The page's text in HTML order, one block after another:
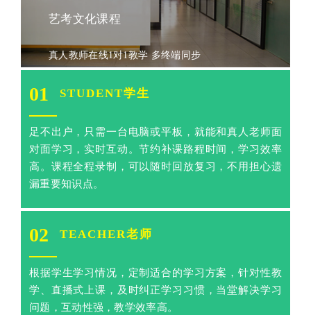
艺考文化课程
真人教师在线1对1教学 多终端同步
01 STUDENT学生
足不出户，只需一台电脑或平板，就能和真人老师面
对面学习，实时互动。节约补课路程时间，学习效率
高。课程全程录制，可以随时回放复习，不用担心遗
漏重要知识点。
02 TEACHER老师
根据学生学习情况，定制适合的学习方案，针对性教
学、直播式上课，及时纠正学习习惯，当堂解决学习
问题，互动性强，教学效率高。